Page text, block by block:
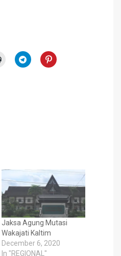
Jaksa Agung Mutasi
Wakajati Kaltim
December 6, 2020
In "REGIONAL"